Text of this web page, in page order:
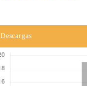
Descargas